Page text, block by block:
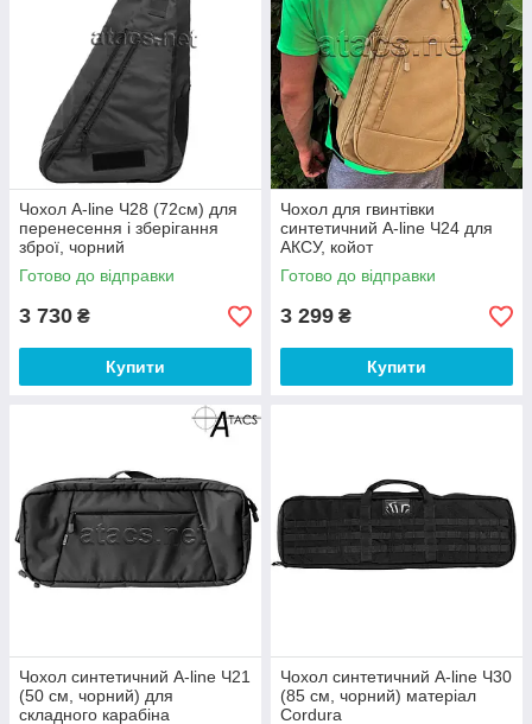
Чохол A-line Ч28 (72см) для
перенесення і зберігання
зброї, чорний
Готово до відправки
3 730 ₴
Купити
Чохол для гвинтівки
синтетичний A-line Ч24 для
АКСУ, койот
Готово до відправки
3 299 ₴
Купити
Чохол синтетичний A-line Ч21
(50 см, чорний) для
складного карабіна
Чохол синтетичний A-line Ч30
(85 см, чорний) матеріал
Cordura